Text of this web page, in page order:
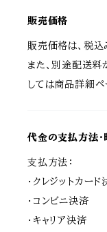
販売価格
販売価格は、税込
また、別途配送
しては商品詳細ペ
代金の支払方法・
支払方法：
・クレジットカード
・コンビニ決済
・キャリア決済